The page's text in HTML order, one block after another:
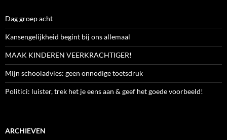
Dag groep acht
Kansengelijkheid begint bij ons allemaal
MAAK KINDEREN VEERKRACHTIGER!
Mijn schooladvies: geen onnodige toetsdruk
Politici: luister, trek het je eens aan & geef het goede voorbeeld!
ARCHIEVEN